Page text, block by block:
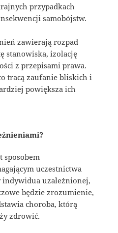
przypadkach
samobójstw.
zawierają rozpad
stanowiska, izolację
z przepisami prawa.
tracą zaufanie bliskich i
powiększa ich
sposobem
uczestnictwa
indywidua uzależnionej,
będzie zrozumienie,
choroba, którą
zdrowić.